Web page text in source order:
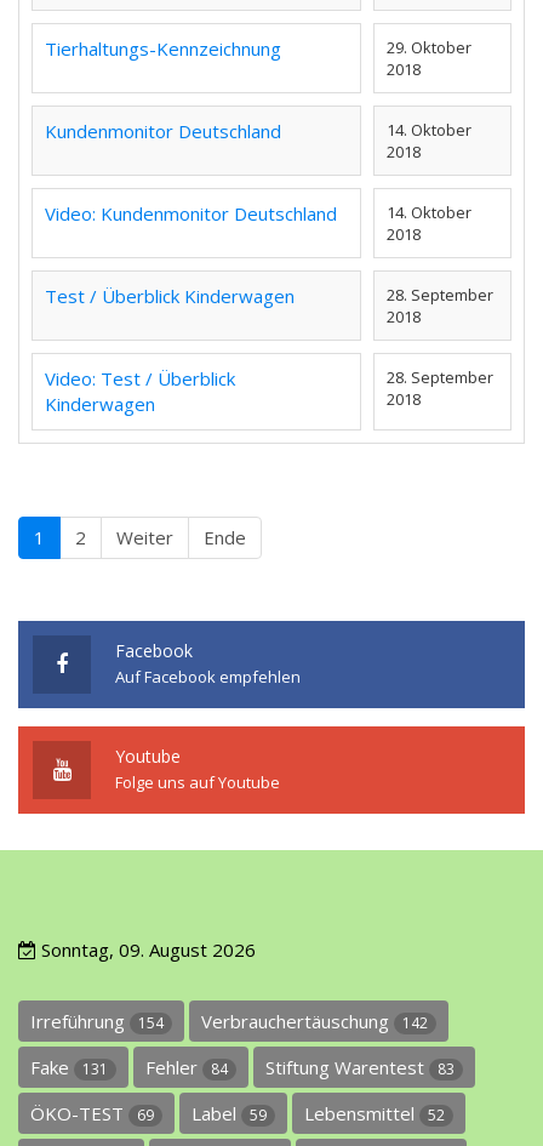
Tierhaltungs-Kennzeichnung
29. Oktober
2018
Kundenmonitor Deutschland
14. Oktober
2018
Video: Kundenmonitor Deutschland
14. Oktober
2018
Test / Überblick Kinderwagen
28. September
2018
Video: Test / Überblick
Kinderwagen
28. September
2018
1 2 Weiter Ende
Facebook
Auf Facebook empfehlen
Youtube
Folge uns auf Youtube
Sonntag, 09. August 2026
Irreführung 154 Verbrauchertäuschung 142
Fake 131 Fehler 84 Stiftung Warentest 83
ÖKO-TEST 69 Label 59 Lebensmittel 52